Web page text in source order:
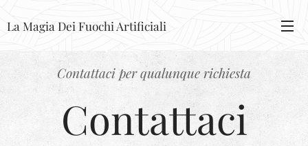
La Magia Dei Fuochi Artificiali
Contattaci per qualunque richiesta
Contattaci